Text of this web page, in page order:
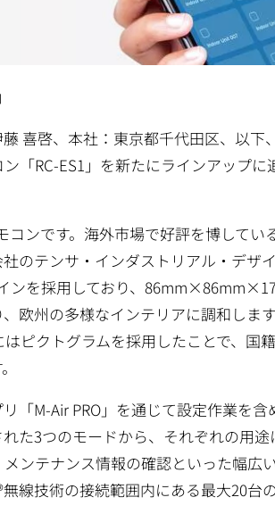
喜啓、本社：東京都千代田区、以下
「RC-ES1」を新たにラインアップに
ンです。海外市場で好評を博してい
のテンサ・インダストリアル・デザ
ンを採用しており、
欧州の多様なインテリアに調和しま
ピクトグラムを採用したことで、国
「M-Air PRO」を通じて設定作業を含
た3つのモードから、それぞれの用途
ンテナンス情報の確認といった幅広
線技術の接続範囲内にある最大20台